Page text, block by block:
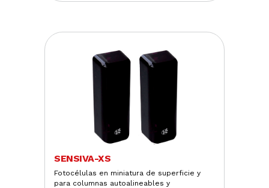
SENSIVA-XS
Fotocélulas en miniatura de superficie y
para columnas autoalineables y